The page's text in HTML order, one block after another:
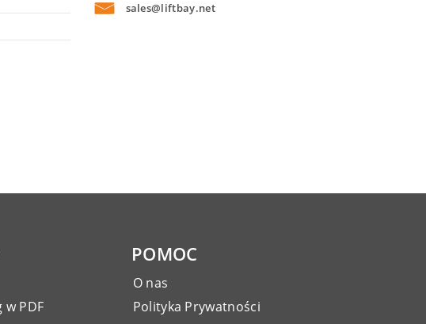
sales@liftbay.net
PDF
POMOC
O nas
Polityka Prywatności